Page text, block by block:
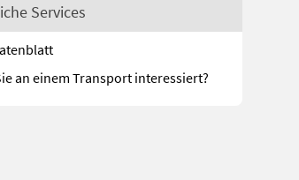
Services
an einem Transport interessiert?